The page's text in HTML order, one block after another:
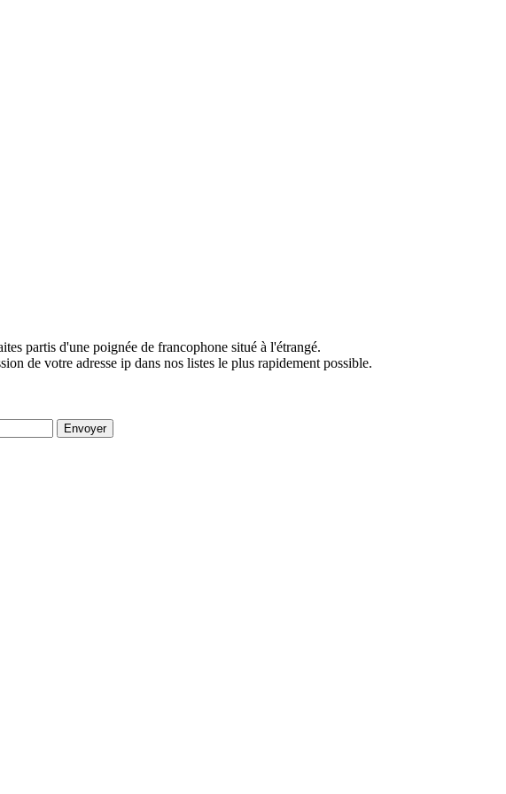
partis d'une poignée de francophone situé à l'étrangé.
de votre adresse ip dans nos listes le plus rapidement possible.